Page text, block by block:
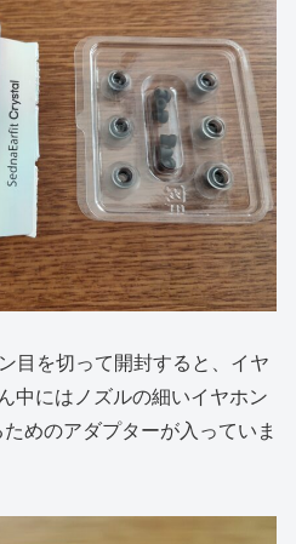
目を切って開封すると、イヤ
中にはノズルの細いイヤホン
めのアダプターが入っていま